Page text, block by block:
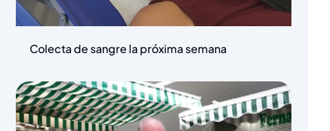
Colecta de sangre la próxima semana